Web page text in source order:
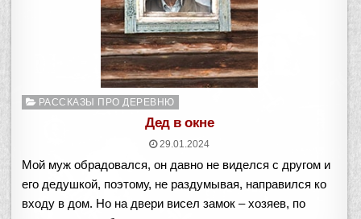
Опубликовано
РАССКАЗЫ ПРО ДЕРЕВНЮ
Дед в окне
29.01.2024
Мой муж обрадовался, он давно не виделся с другом и
его дедушкой, поэтому, не раздумывая, направился ко
входу в дом. Но на двери висел замок – хозяев, по